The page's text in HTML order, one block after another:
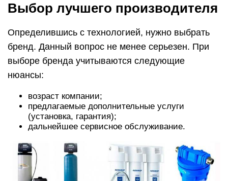
Выбор лучшего производителя
Определившись с технологией, нужно выбрать
бренд. Данный вопрос не менее серьезен. При
выборе бренда учитываются следующие
нюансы:
возраст компании;
предлагаемые дополнительные услуги
(установка, гарантия);
дальнейшее сервисное обслуживание.